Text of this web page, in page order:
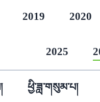
2019 2020
2025
ཕྱི་ཟླ་གསུམ་པ།